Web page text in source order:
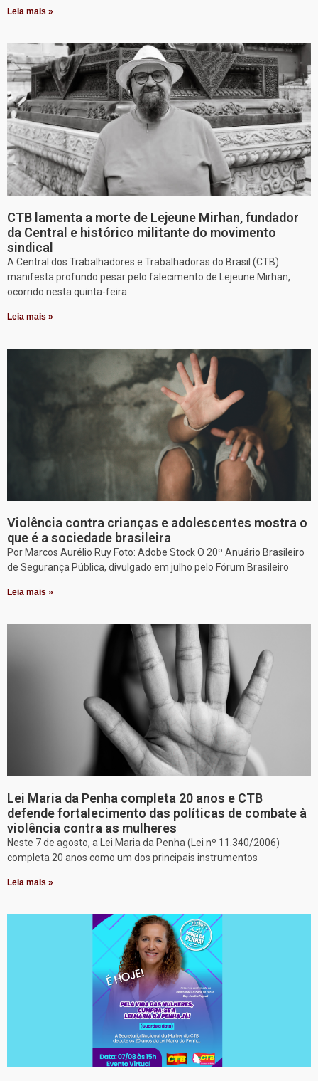
Leia mais »
CTB lamenta a morte de Lejeune Mirhan, fundador
da Central e histórico militante do movimento
sindical
A Central dos Trabalhadores e Trabalhadoras do Brasil (CTB)
manifesta profundo pesar pelo falecimento de Lejeune Mirhan,
ocorrido nesta quinta-feira
Leia mais »
Violência contra crianças e adolescentes mostra o
que é a sociedade brasileira
Por Marcos Aurélio Ruy Foto: Adobe Stock O 20º Anuário Brasileiro
de Segurança Pública, divulgado em julho pelo Fórum Brasileiro
Leia mais »
Lei Maria da Penha completa 20 anos e CTB
defende fortalecimento das políticas de combate à
violência contra as mulheres
Neste 7 de agosto, a Lei Maria da Penha (Lei nº 11.340/2006)
completa 20 anos como um dos principais instrumentos
Leia mais »